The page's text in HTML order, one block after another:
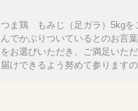
つま鶏 もみじ（足ガラ）5kg
でかぶりついているとのお言
お選びいただき、ご満足いた
けできるよう努めて参ります